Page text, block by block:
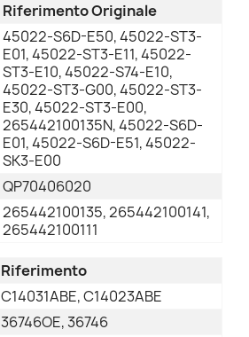
Riferimento Originale
45022-S6D-E50, 45022-ST3-
E01, 45022-ST3-E11, 45022-
ST3-E10, 45022-S74-E10,
45022-ST3-G00, 45022-ST3-
E30, 45022-ST3-E00,
265442100135N, 45022-S6D-
E01, 45022-S6D-E51, 45022-
SK3-E00
QP70406020
265442100135, 265442100141,
265442100111
Riferimento
C14031ABE, C14023ABE
36746OE, 36746